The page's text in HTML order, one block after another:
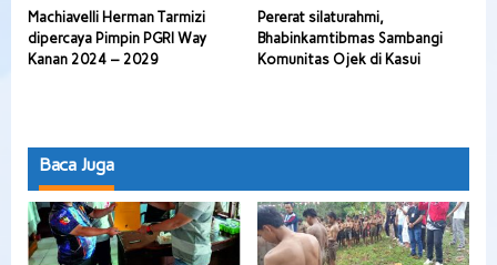
Machiavelli Herman Tarmizi
dipercaya Pimpin PGRI Way
Kanan 2024 – 2029
Pererat silaturahmi,
Bhabinkamtibmas Sambangi
Komunitas Ojek di Kasui
Baca Juga